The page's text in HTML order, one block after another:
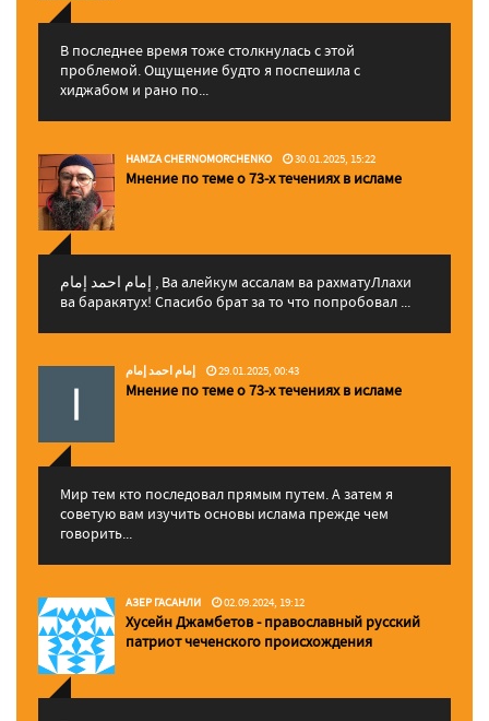
В последнее время тоже столкнулась с этой
проблемой. Ощущение будто я поспешила с
хиджабом и рано по...
HAMZA CHERNOMORCHENKO 30.01.2025, 15:22
Мнение по теме о 73-х течениях в исламе
إمام احمد إمام , Ва алейкум ассалам ва рахматуЛлахи
ва баракятух! Спасибо брат за то что попробовал ...
إمام احمد إمام 29.01.2025, 00:43
Мнение по теме о 73-х течениях в исламе
Мир тем кто последовал прямым путем. А затем я
советую вам изучить основы ислама прежде чем
говорить...
АЗЕР ГАСАНЛИ 02.09.2024, 19:12
Хусейн Джамбетов - православный русский
патриот чеченского происхождения